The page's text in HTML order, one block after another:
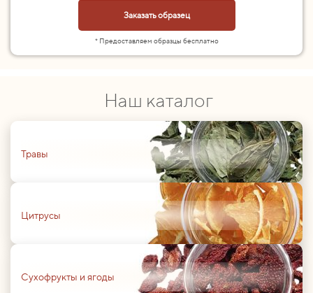
Заказать образец
* Предоставляем образцы бесплатно
Наш каталог
Травы
Цитрусы
Сухофрукты и ягоды